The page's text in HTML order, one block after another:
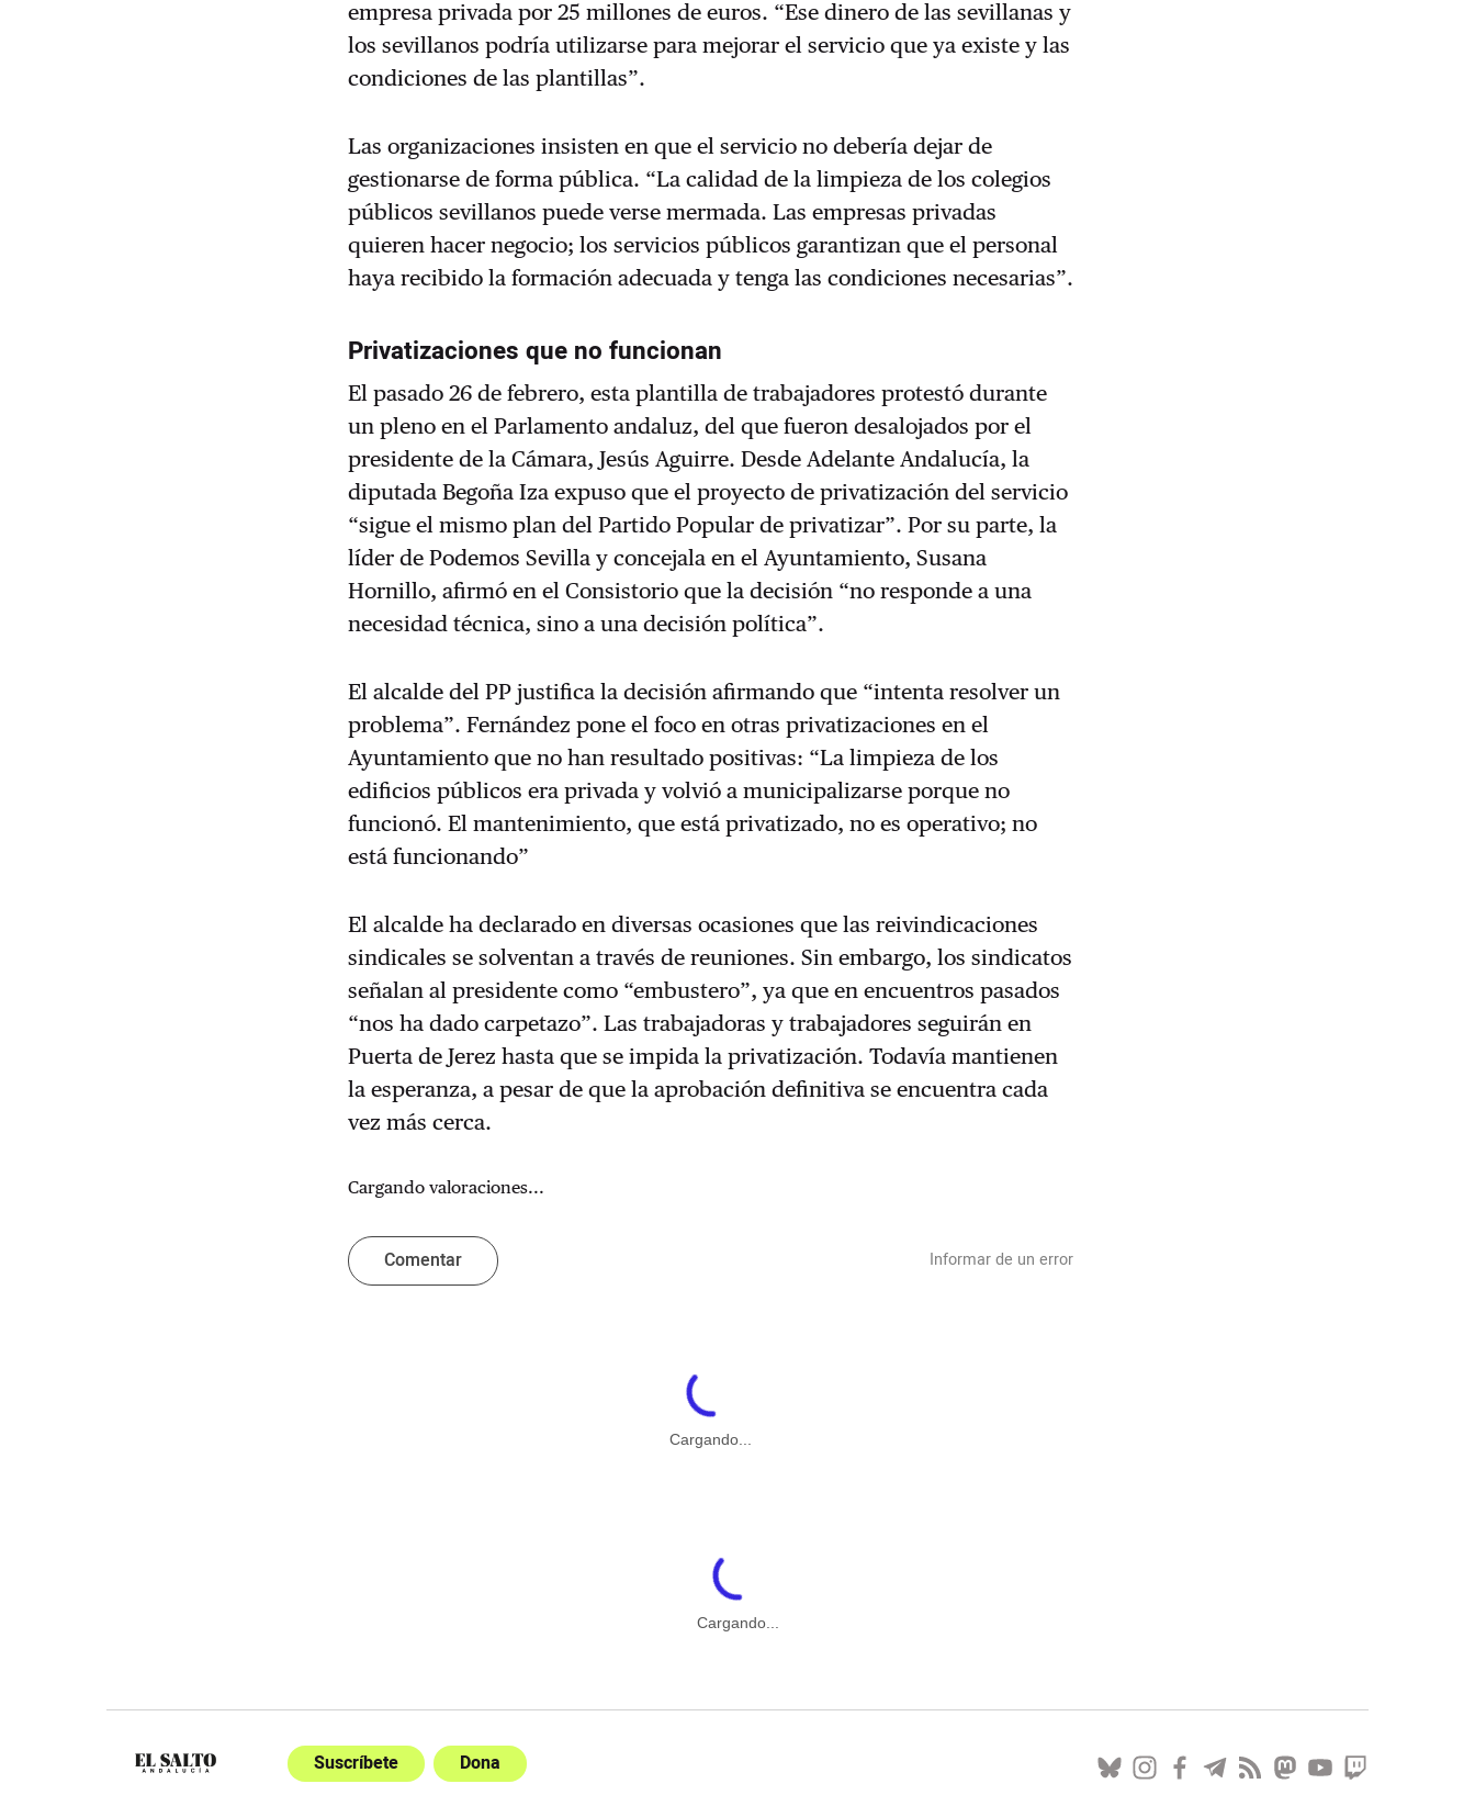
empresa privada por 25 millones de euros. “Ese dinero de las sevillanas y
los sevillanos podría utilizarse para mejorar el servicio que ya existe y las
condiciones de las plantillas”.
Las organizaciones insisten en que el servicio no debería dejar de
gestionarse de forma pública. “La calidad de la limpieza de los colegios
públicos sevillanos puede verse mermada. Las empresas privadas
quieren hacer negocio; los servicios públicos garantizan que el personal
haya recibido la formación adecuada y tenga las condiciones necesarias”.
Privatizaciones que no funcionan
El pasado 26 de febrero, esta plantilla de trabajadores protestó durante
un pleno en el Parlamento andaluz, del que fueron desalojados por el
presidente de la Cámara, Jesús Aguirre. Desde Adelante Andalucía, la
diputada Begoña Iza expuso que el proyecto de privatización del servicio
“sigue el mismo plan del Partido Popular de privatizar”. Por su parte, la
líder de Podemos Sevilla y concejala en el Ayuntamiento, Susana
Hornillo, afirmó en el Consistorio que la decisión “no responde a una
necesidad técnica, sino a una decisión política”.
El alcalde del PP justifica la decisión afirmando que “intenta resolver un
problema”. Fernández pone el foco en otras privatizaciones en el
Ayuntamiento que no han resultado positivas: “La limpieza de los
edificios públicos era privada y volvió a municipalizarse porque no
funcionó. El mantenimiento, que está privatizado, no es operativo; no
está funcionando”
El alcalde ha declarado en diversas ocasiones que las reivindicaciones
sindicales se solventan a través de reuniones. Sin embargo, los sindicatos
señalan al presidente como “embustero”, ya que en encuentros pasados
“nos ha dado carpetazo”. Las trabajadoras y trabajadores seguirán en
Puerta de Jerez hasta que se impida la privatización. Todavía mantienen
la esperanza, a pesar de que la aprobación definitiva se encuentra cada
vez más cerca.
Cargando valoraciones...
Comentar Informar de un error
Cargando...
Cargando...
Suscríbete Dona